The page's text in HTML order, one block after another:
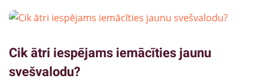
Cik ātri iespējams iemācīties jaunu
svešvalodu?